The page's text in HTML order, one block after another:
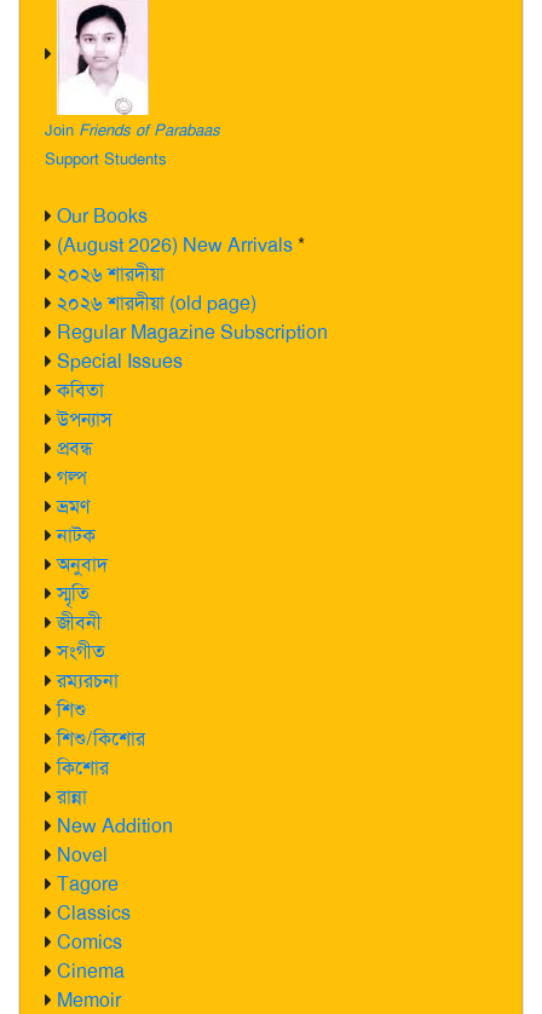
Join Friends of Parabaas
Support Students
Our Books
(August 2026) New Arrivals*
২০২৬ শারদীয়া
২০২৬ শারদীয়া (old page)
Regular Magazine Subscription
Special Issues
কবিতা
উপন্যাস
প্রবন্ধ
গল্প
ভ্রমণ
নাটক
অনুবাদ
স্মৃতি
জীবনী
সংগীত
রম্যরচনা
শিশু
শিশু/কিশোর
কিশোর
রান্না
New Addition
Novel
Tagore
Classics
Comics
Cinema
Memoir